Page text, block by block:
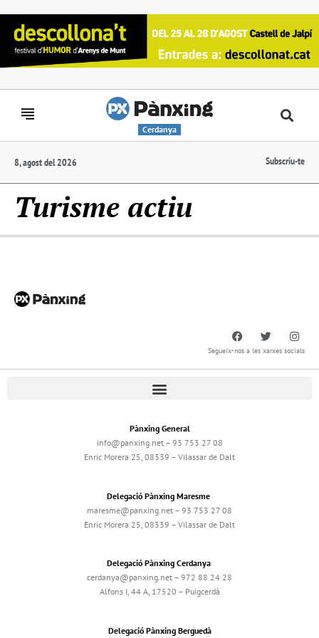
Cerdanya
8, agost del 2026 Subscriu-te
Turisme actiu
Segueix-nos a les xarxes socials
Pànxing General
info@panxing.net – 93 753 27 08
Enric Morera 25, 08339 – Vilassar de Dalt
Delegació Pànxing Maresme
maresme@panxing.net – 93 753 27 08
Enric Morera 25, 08339 – Vilassar de Dalt
Delegació Pànxing Cerdanya
cerdanya@panxing.net – 972 88 24 28
Alfons I, 44 A, 17520 – Puigcerdà
Delegació Pànxing Berguedà